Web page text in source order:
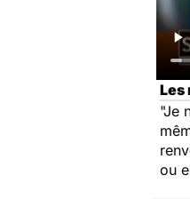
Les
"Je
ou